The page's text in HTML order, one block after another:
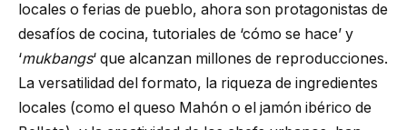
locales o ferias de pueblo, ahora son protagonistas de
desafíos de cocina, tutoriales de ‘cómo se hace’ y
‘mukbangs‘ que alcanzan millones de reproducciones.
La versatilidad del formato, la riqueza de ingredientes
locales (como el queso Mahón o el jamón ibérico de